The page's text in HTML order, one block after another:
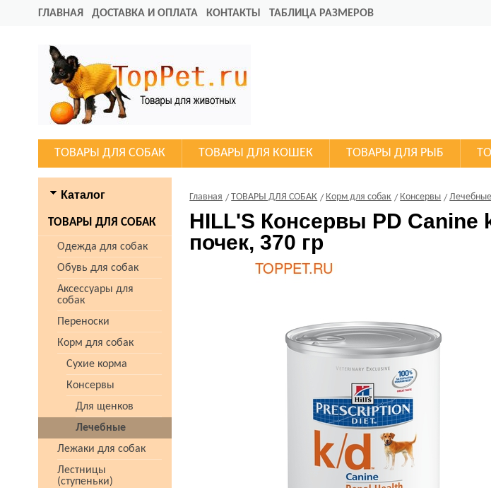
ГЛАВНАЯ ДОСТАВКА И ОПЛАТА КОНТАКТЫ ТАБЛИЦА РАЗМЕРОВ
ТОВАРЫ ДЛЯ СОБАК ТОВАРЫ ДЛЯ КОШЕК ТОВАРЫ ДЛЯ РЫБ
Каталог
ТОВАРЫ ДЛЯ СОБАК
Одежда для собак
Обувь для собак
Аксессуары для
собак
Переноски
Корм для собак
Сухие корма
Консервы
Для щенков
Лечебные
Лежаки для собак
Лестницы
(ступеньки)
Главная ТОВАРЫ ДЛЯ СОБАК Корм для собак Консервы Лечебные
HILL'S Консервы PD Canine
почек, 370 гр